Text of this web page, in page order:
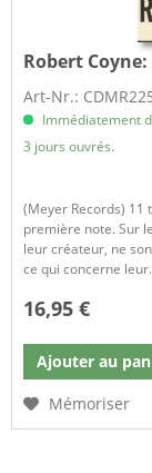
Robert Coyne:
Art-Nr.:
Immédiatement
3 jours ouvrés.
(Meyer Records) 11
première note. Sur
leur créateur, ne
ce qui concerne
16,95 €
Ajouter au
Mémoriser